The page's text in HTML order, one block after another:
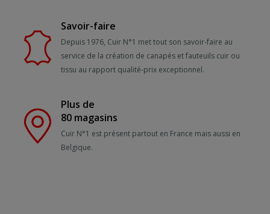
Savoir-faire
Depuis 1976, Cuir N°1 met tout son savoir-faire au
service de la création de canapés et fauteuils cuir ou
tissu au rapport qualité-prix exceptionnel.
Plus de
80 magasins
Cuir N°1 est présent partout en France mais aussi en
Belgique.